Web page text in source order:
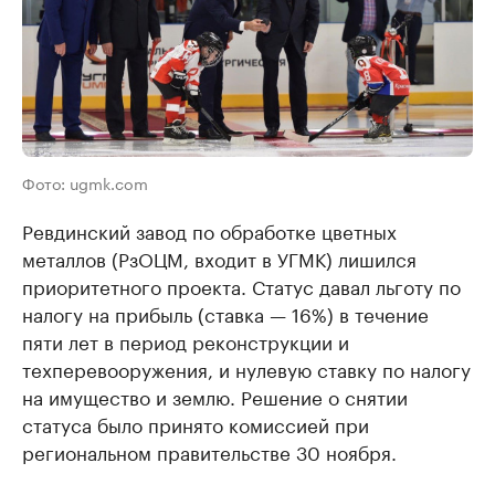
Фото: ugmk.com
Ревдинский завод по обработке цветных
металлов (РзОЦМ, входит в УГМК) лишился
приоритетного проекта. Статус давал льготу по
налогу на прибыль (ставка — 16%) в течение
пяти лет в период реконструкции и
техперевооружения, и нулевую ставку по налогу
на имущество и землю. Решение о снятии
статуса было принято комиссией при
региональном правительстве 30 ноября.